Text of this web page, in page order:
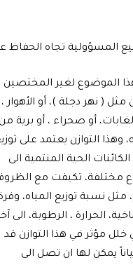
تجاه الحفاظ على
الموضوع لغير المختصين
( نهر دجلة )، أو الأهوار ،
أو صحراء ، أو برية من
وهذا التوازن يعتمد على
الحية المنتمية الى
مختلفة، تكيفت مع
مثل نسبة توزيع المياه،
الحرارة ، الرطوبة، الى
خلل مؤثر في هذا التوازن قد
يمكن لها ان تصل الى